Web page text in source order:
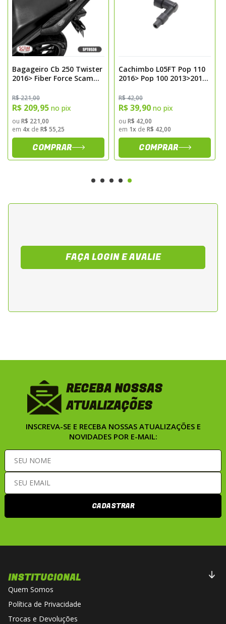
Bagageiro Cb 250 Twister
2016> Fiber Force Scam
R$ 221,00
R$ 209,95 no pix
ou R$ 221,00
em 4x de R$ 55,25
COMPRAR
Cachimbo L05FT Pop 110
2016> Pop 100 2013>2015
R$ 42,00
R$ 39,90 no pix
ou R$ 42,00
em 1x de R$ 42,00
COMPRAR
FAÇA LOGIN E AVALIE
RECEBA NOSSAS
ATUALIZAÇÕES
INSCREVA-SE E RECEBA NOSSAS ATUALIZAÇÕES E
NOVIDADES POR E-MAIL:
CADASTRAR
INSTITUCIONAL
Quem Somos
Política de Privacidade
Trocas e Devoluções